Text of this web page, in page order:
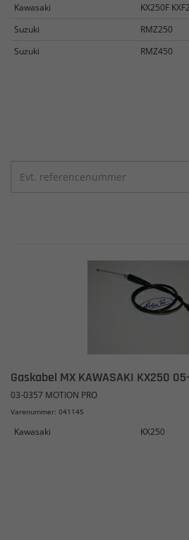
Kawasaki KX250F
Suzuki
RMZ250
Suzuki
RMZ450
Gaskabel MX KAWASAKI KX250
03-0357 MOTION PRO
Varenummer: 041145
Kawasaki KX250